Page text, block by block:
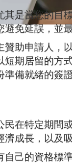
是當您的目
免延誤，並
助申請人，
期居留的方
備就緒的簽證
在特定期間
成長，以及
己的資格標